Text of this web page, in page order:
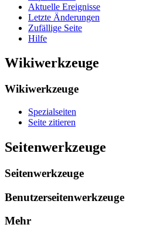
Aktuelle Ereignisse
Letzte Änderungen
Zufällige Seite
Hilfe
Wikiwerkzeuge
Wikiwerkzeuge
Spezialseiten
Seite zitieren
Seitenwerkzeuge
Seitenwerkzeuge
Benutzerseitenwerkzeuge
Mehr